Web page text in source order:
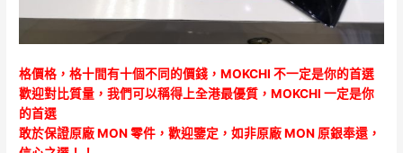
格價格，格十間有十個不同的價錢，MOKCHI 不一定是你的首選
歡迎對比質量，我們可以稱得上全港最優質，MOKCHI 一定是你
的首選
敢於保證原廠 MON 零件，歡迎鑒定，如非原廠 MON 原銀奉還，